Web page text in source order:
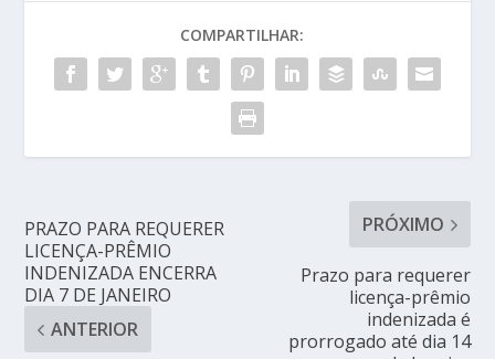
COMPARTILHAR:
PRAZO PARA REQUERER
LICENÇA-PRÊMIO
INDENIZADA ENCERRA
DIA 7 DE JANEIRO
ANTERIOR
PRÓXIMO
Prazo para requerer
licença-prêmio
indenizada é
prorrogado até dia 14